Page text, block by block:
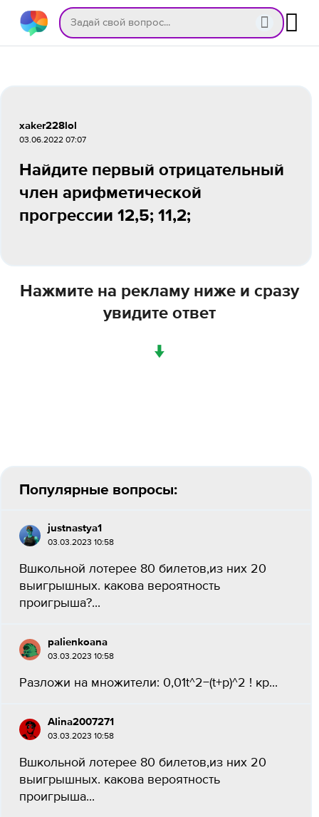
xaker228lol
03.06.2022 07:07
Найдите первый отрицательный
член арифметической
прогрессии 12,5; 11,2;
Нажмите на рекламу ниже и сразу
увидите ответ
↓
Популярные вопросы:
justnastya1
03.03.2023 10:58
Вшкольной лотерее 80 билетов,из них 20
выигрышных. какова вероятность
проигрыша?...
palienkoana
03.03.2023 10:58
Разложи на множители: 0,01t^2−(t+p)^2 ! кр...
Alina2007271
03.03.2023 10:58
Вшкольной лотерее 80 билетов,из них 20
выигрышных. какова вероятность
проигрыша...